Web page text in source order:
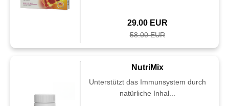
29.00 EUR
58.00 EUR
NutriMix
Unterstützt das Immunsystem durch
natürliche Inhal...